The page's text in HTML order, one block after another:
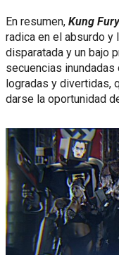
En resumen, Kung
radica en el absurdo y
disparatada y un bajo
secuencias
logradas y divertidas,
darse la oportunidad